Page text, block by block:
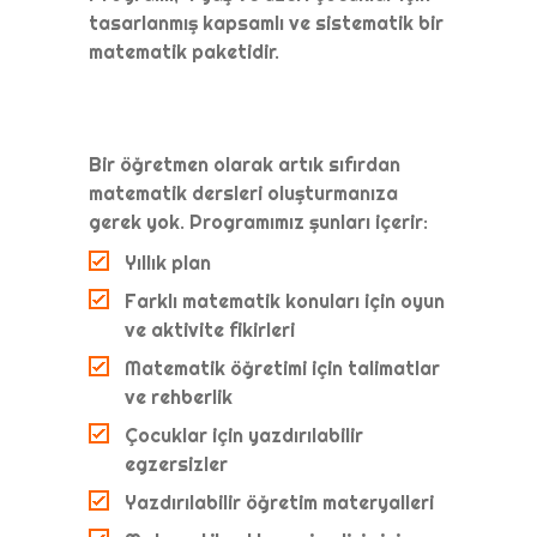
tasarlanmış kapsamlı ve sistematik bir
matematik paketidir.
Bir öğretmen olarak artık sıfırdan
matematik dersleri oluşturmanıza
gerek yok. Programımız şunları içerir:
Yıllık plan
Farklı matematik konuları için oyun
ve aktivite fikirleri
Matematik öğretimi için talimatlar
ve rehberlik
Çocuklar için yazdırılabilir
egzersizler
Yazdırılabilir öğretim materyalleri